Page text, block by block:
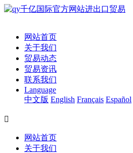
网站首页
关于我们
贸易动态
贸易资讯
联系我们
Language
中文版 English Français Español

网站首页
关于我们